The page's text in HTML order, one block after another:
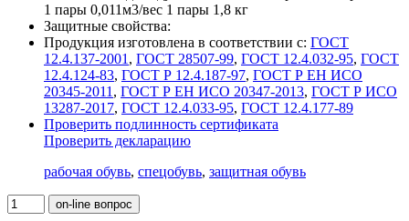
1 пары 0,011м3/вес 1 пары 1,8 кг
Защитные свойства:
Продукция изготовлена в соответствии с: ГОСТ
12.4.137-2001 , ГОСТ 28507-99, ГОСТ 12.4.032-95, ГОСТ
12.4.124-83, ГОСТ Р 12.4.187-97, ГОСТ Р ЕН ИСО
20345-2011 , ГОСТ Р ЕН ИСО 20347-2013, ГОСТ Р ИСО
13287-2017, ГОСТ 12.4.033-95, ГОСТ 12.4.177-89
Проверить подлинность сертификата
Проверить декларацию
рабочая обувь, спецобувь, защитная обувь
on-line вопрос